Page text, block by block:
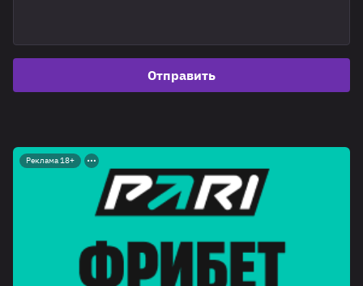
Отправить
Реклама 18+